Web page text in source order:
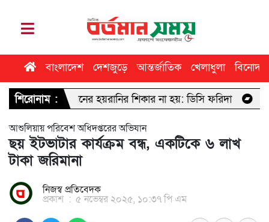
বাংলাদেশ দেশজুড়ে আন্তর্জাতিক খেলাধুলা বিনোদন
শিরোনাম :
হয়রানির শিকার না হয়: ডিসি ফরিদা ঢাবি সাংবাদিকতা
আশুলিয়ায় পরিবেশ অধিদপ্তরের অভিযান
ছয় ইটভাটার কার্যক্রম বন্ধ, একটিকে ৬ লাখ
টাকা জরিমানা
নিজস্ব প্রতিবেদক
প্রকাশ : ৫ নভেম্বর ২০২৫, ১০:৩৭ পি এম